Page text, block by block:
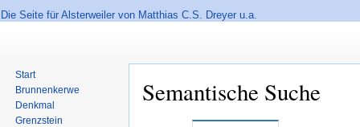
Die Seite für Alsterweiler von Matthias C.S. Dreyer u.a.
Semantische Suche
Start
Brunnenkerwe
Denkmal
Grenzstein